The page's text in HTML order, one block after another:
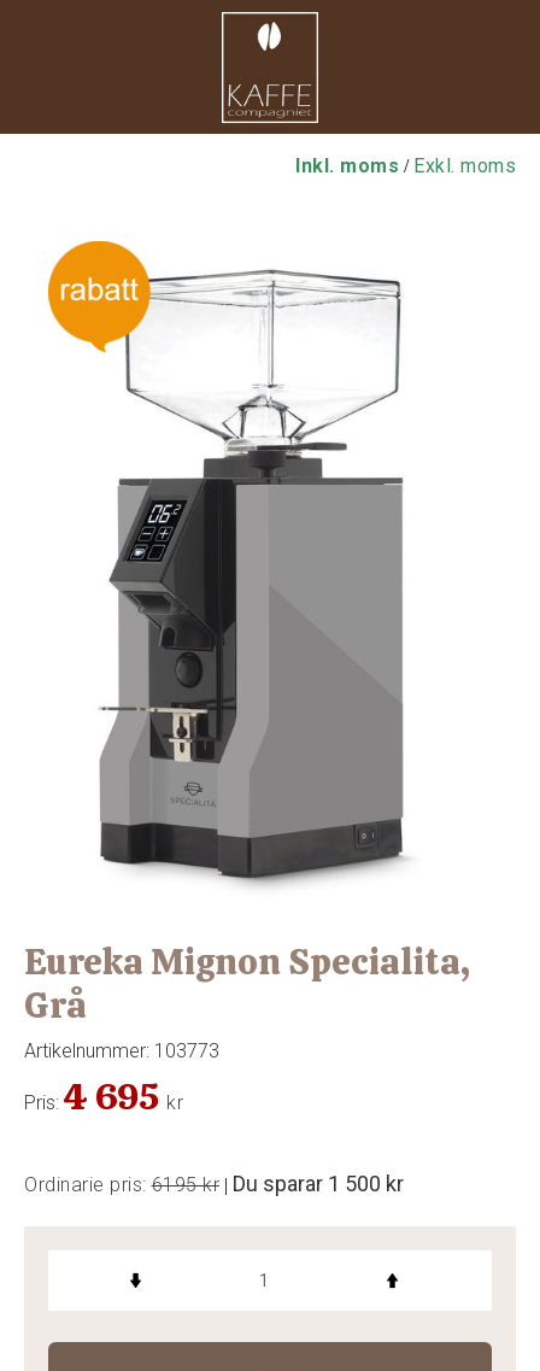
Inkl. moms / Exkl. moms
Eureka Mignon Specialita,
Grå
Artikelnummer: 103773
Pris: 4 695 kr
Ordinarie pris: 6195 kr | Du sparar 1 500 kr